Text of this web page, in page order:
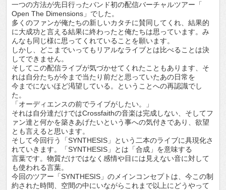
一つの方法が先日行ったバンド初の配信バーチャルツアー「
Open The Dimensions」でした。
多くのファンが俺たちの新しいカタチに賛同してくれ、結果的
に大成功と言える結果に終わったと俺たちは思っています。み
んなも同じ様に思ってくれていることを願います。
しかし、どこまでいってもリアルなライブとは比べることは決
してできません。
そしてこの配信ライブが気づかせてくれたこともあります、そ
れは自分たちが今まで当たり前だと思っていたあの日常を
今までにないほど渇望している。ということへの再認識でし
た。
「オーディエンスの前でライブがしたい。」
それは自分達だけではCrossfaithの音楽は完成しない、そしてフ
ァン達と何かを築きあげたいという事への気付きであり、欲望
とも言えると思います。
そして今回行う「SYNTHESIS」という二本のライブに具現化さ
れていきます。「SYNTHESIS」とは「合成」を意味する
言葉です。物質だけではなく感情や目には見えない音に対して
も使われる言葉。
今回のツアー「SYNTHESIS」のメインコンセプトは、今この制
約された時間、空間の中にいながらこれまで以上にどうやって